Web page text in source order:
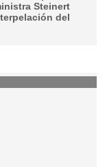
Steinert
del